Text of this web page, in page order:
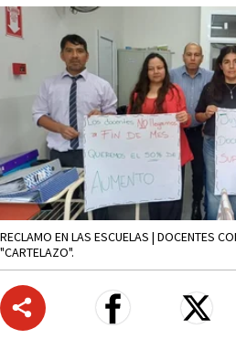
RECLAMO EN LAS ESCUELAS | DOCENTES
"CARTELAZO".